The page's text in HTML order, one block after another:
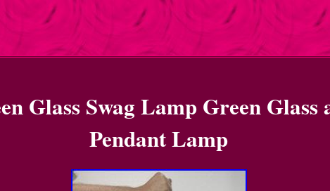
Glass Swag Lamp Green
Pendant Lamp